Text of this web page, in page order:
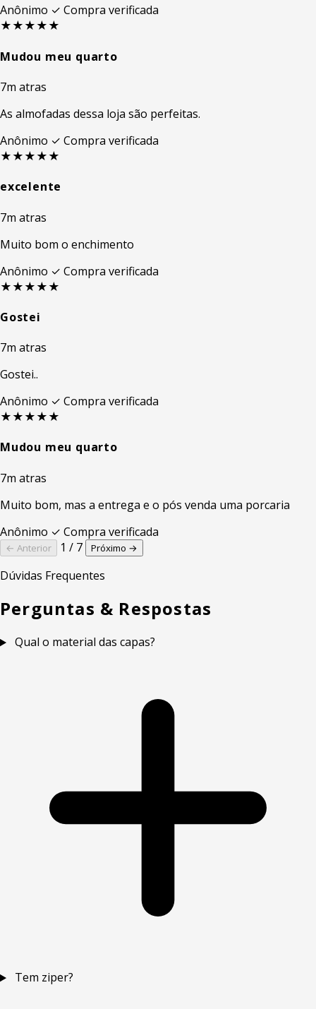
Anônimo ✓ Compra verificada
★★★★★
Mudou meu quarto
7m atras
As almofadas dessa loja são perfeitas.
Anônimo ✓ Compra verificada
★★★★★
excelente
7m atras
Muito bom o enchimento
Anônimo ✓ Compra verificada
★★★★★
Gostei
7m atras
Gostei..
Anônimo ✓ Compra verificada
★★★★★
Mudou meu quarto
7m atras
Muito bom, mas a entrega e o pós venda uma porcaria
Anônimo ✓ Compra verificada
← Anterior 1 / 7 Próximo →
Dúvidas Frequentes
Perguntas & Respostas
Qual o material das capas?
Tem ziper?